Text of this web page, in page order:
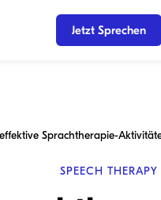
Jetzt Sprechen
SPEECH THERAPY